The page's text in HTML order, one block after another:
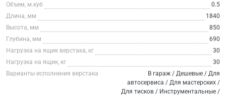
Объем, м.куб
0.5
Длина, мм
1840
Высота, мм
850
Глубина, мм
690
Нагрузка на ящик верстака, кг
30
Нагрузка на ящик, кг
30
Варианты исполнения верстака
В гараж / Дешевые / Для
автосервиса / Для мастерских /
Для тисков / Инструментальные /